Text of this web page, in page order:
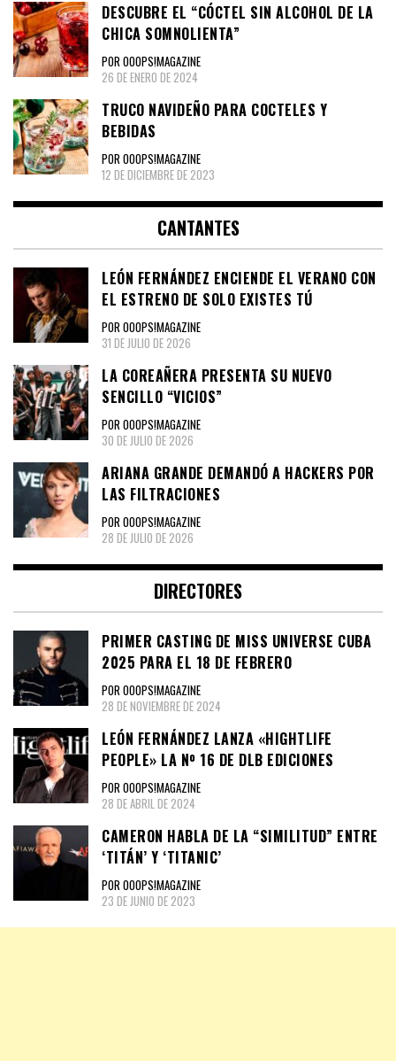
DESCUBRE EL “CÓCTEL SIN ALCOHOL DE LA
CHICA SOMNOLIENTA”
POR OOOPS!MAGAZINE
26 DE ENERO DE 2024
TRUCO NAVIDEÑO PARA COCTELES Y
BEBIDAS
POR OOOPS!MAGAZINE
12 DE DICIEMBRE DE 2023
CANTANTES
LEÓN FERNÁNDEZ ENCIENDE EL VERANO CON
EL ESTRENO DE SOLO EXISTES TÚ
POR OOOPS!MAGAZINE
31 DE JULIO DE 2026
LA COREAÑERA PRESENTA SU NUEVO
SENCILLO “VICIOS”
POR OOOPS!MAGAZINE
30 DE JULIO DE 2026
ARIANA GRANDE DEMANDÓ A HACKERS POR
LAS FILTRACIONES
POR OOOPS!MAGAZINE
28 DE JULIO DE 2026
DIRECTORES
PRIMER CASTING DE MISS UNIVERSE CUBA
2025 PARA EL 18 DE FEBRERO
POR OOOPS!MAGAZINE
28 DE NOVIEMBRE DE 2024
LEÓN FERNÁNDEZ LANZA «HIGHTLIFE
PEOPLE» LA Nº 16 DE DLB EDICIONES
POR OOOPS!MAGAZINE
28 DE ABRIL DE 2024
CAMERON HABLA DE LA “SIMILITUD” ENTRE
‘TITÁN’ Y ‘TITANIC’
POR OOOPS!MAGAZINE
23 DE JUNIO DE 2023